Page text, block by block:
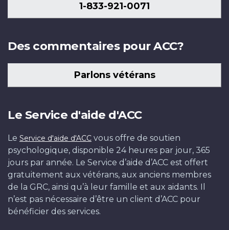
1-833-921-0071
Des commentaires pour ACC?
Parlons vétérans
Le Service d'aide d'ACC
Le Service d'aide d'ACC vous offre de soutien
psychologique, disponible 24 heures par jour, 365
jours par année. Le Service d’aide d’ACC est offert
gratuitement aux vétérans, aux anciens membres
de la GRC, ainsi qu’à leur famille et aux aidants. Il
n’est pas nécessaire d’être un client d’ACC pour
bénéficier des services.